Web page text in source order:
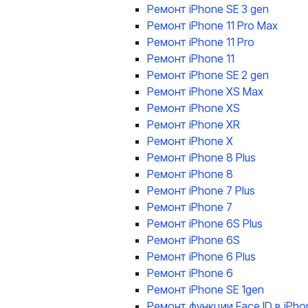
Ремонт iPhone SE 3 gen
Ремонт iPhone 11 Pro Max
Ремонт iPhone 11 Pro
Ремонт iPhone 11
Ремонт iPhone SE 2 gen
Ремонт iPhone XS Max
Ремонт iPhone XS
Ремонт iPhone XR
Ремонт iPhone X
Ремонт iPhone 8 Plus
Ремонт iPhone 8
Ремонт iPhone 7 Plus
Ремонт iPhone 7
Ремонт iPhone 6S Plus
Ремонт iPhone 6S
Ремонт iPhone 6 Plus
Ремонт iPhone 6
Ремонт iPhone SE 1gen